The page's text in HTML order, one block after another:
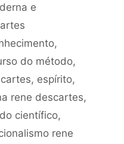
e
,
do método,
, espírito,
rene descartes,
científico,
rene